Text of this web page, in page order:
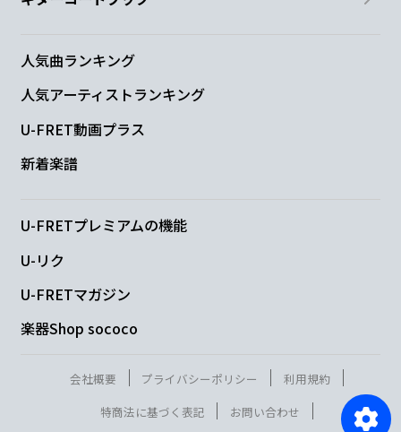
人気曲ランキング
人気アーティストランキング
U-FRET動画プラス
新着楽譜
U-FRETプレミアムの機能
U-リク
U-FRETマガジン
楽器Shop sococo
会社概要 プライバシーポリシー
利用規約
特商法に基づく表記
お問い合わせ